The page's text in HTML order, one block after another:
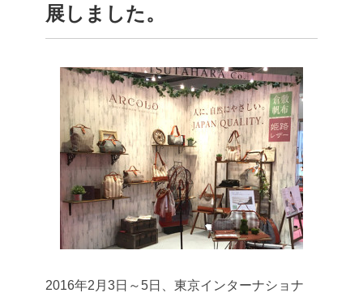
展しました。
2016年2月3日～5日、東京インターナショナ